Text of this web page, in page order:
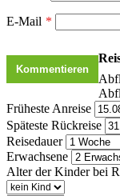
E-Mail *
Früheste Anreise
Späteste Rückreise
Reisedauer
Erwachsene
Alter der Kinder bei